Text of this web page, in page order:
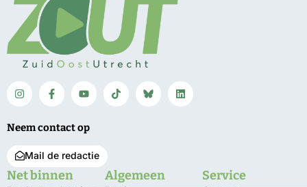
Neem contact op
Mail de redactie
Net binnen Algemeen Service